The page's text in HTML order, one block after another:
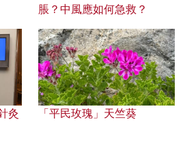
脹？中風應如何急救？
灸
「平民玫瑰」天竺葵